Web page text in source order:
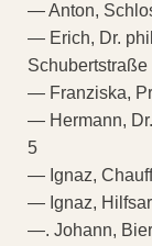
— Anton,
— Erich, Dr.
Schubertstraße
— Franziska,
— Hermann,
5
— Ignaz,
— Ignaz,
—. Johann,